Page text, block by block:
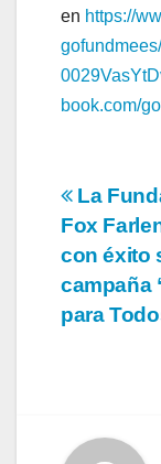
en https://
gofundmees/
book.com/
de
La
Fox
con éxito
campaña
para